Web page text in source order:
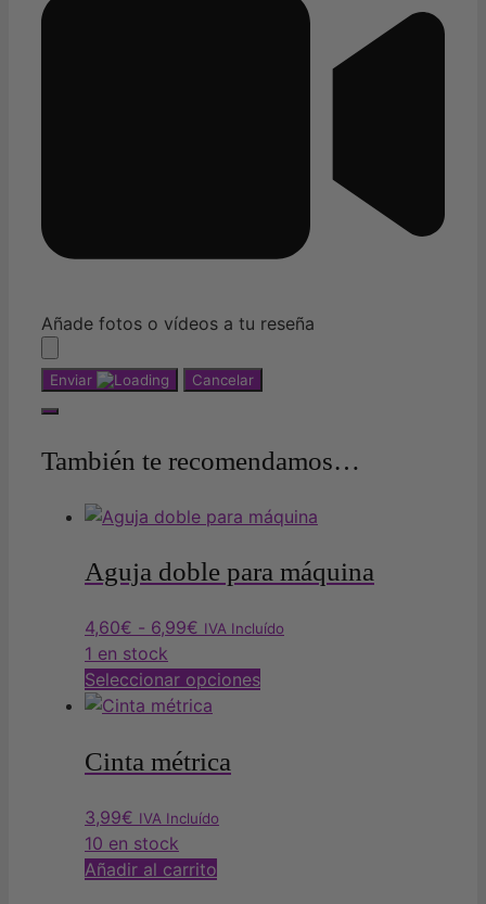
Añade fotos o vídeos a tu reseña
Enviar Cancelar
También te recomendamos…
Aguja doble para máquina
4,60€ - 6,99€ Rango
precios:
desde
hasta
IVA Incluído
1 en stock
Seleccionar opcionesEste
Cinta métrica
3,99€ IVA Incluído
10 en stock
Añadir al carrito